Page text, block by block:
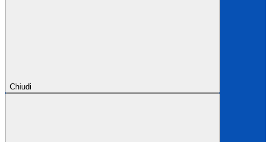
Chiudi